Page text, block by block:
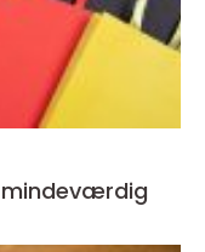
mindeværdig